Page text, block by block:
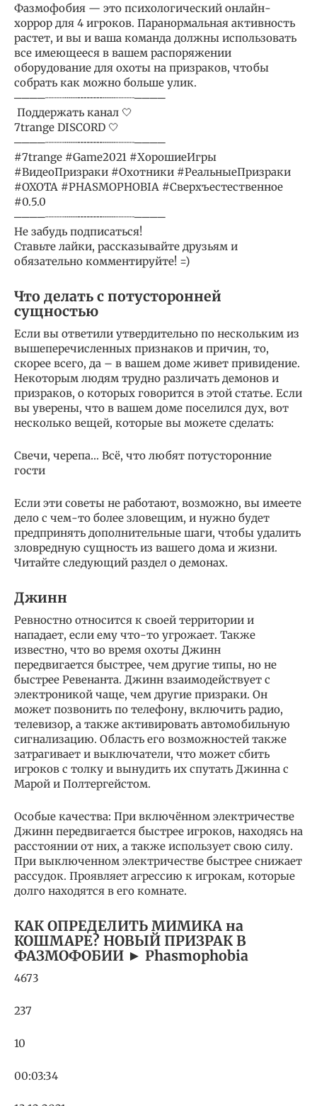
Фазмофобия — это психологический онлайн-
хоррор для 4 игроков. Паранормальная активность
растет, и вы и ваша команда должны использовать
все имеющееся в вашем распоряжении
оборудование для охоты на призраков, чтобы
собрать как можно больше улик.
────┈┈┈┄┄╌╌╌╌┄┄┈┈┈────
️ Поддержать канал 🤍
7trange DISCORD 🤍
────┈┈┈┄┄╌╌╌╌┄┄┈┈┈────
#7trange #Game2021 #ХорошиеИгры
#ВидеоПризраки #Охотники #РеальныеПризраки
#ОХОТА #PHASMOPHOBIA #Сверхъестественное
#0.5.0
────┈┈┈┄┄╌╌╌╌┄┄┈┈┈────
Не забудь подписаться!
Ставьте лайки, рассказывайте друзьям и
обязательно комментируйте! =)
Что делать с потусторонней
сущностью
Если вы ответили утвердительно по нескольким из
вышеперечисленных признаков и причин, то,
скорее всего, да – в вашем доме живет привидение.
Некоторым людям трудно различать демонов и
призраков, о которых говорится в этой статье. Если
вы уверены, что в вашем доме поселился дух, вот
несколько вещей, которые вы можете сделать:
Свечи, черепа… Всё, что любят потусторонние
гости
Если эти советы не работают, возможно, вы имеете
дело с чем-то более зловещим, и нужно будет
предпринять дополнительные шаги, чтобы удалить
зловредную сущность из вашего дома и жизни.
Читайте следующий раздел о демонах.
Джинн
Ревностно относится к своей территории и
нападает, если ему что-то угрожает. Также
известно, что во время охоты Джинн
передвигается быстрее, чем другие типы, но не
быстрее Ревенанта. Джинн взаимодействует с
электроникой чаще, чем другие призраки. Он
может позвонить по телефону, включить радио,
телевизор, а также активировать автомобильную
сигнализацию. Область его возможностей также
затрагивает и выключатели, что может сбить
игроков с толку и вынудить их спутать Джинна с
Марой и Полтергейстом.
Особые качества: При включённом электричестве
Джинн передвигается быстрее игроков, находясь на
расстоянии от них, а также использует свою силу.
При выключенном электричестве быстрее снижает
рассудок. Проявляет агрессию к игрокам, которые
долго находятся в его комнате.
КАК ОПРЕДЕЛИТЬ МИМИКА на
КОШМАРЕ? НОВЫЙ ПРИЗРАК В
ФАЗМОФОБИИ ► Phasmophobia
4673
237
10
00:03:34